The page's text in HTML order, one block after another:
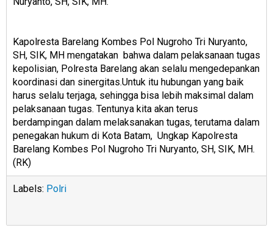
Kapolresta Barelang Kombes Pol Nugroho Tri Nuryanto,
SH, SIK, MH mengatakan bahwa dalam pelaksanaan tugas
kepolisian, Polresta Barelang akan selalu mengedepankan
koordinasi dan sinergitas.Untuk itu hubungan yang baik
harus selalu terjaga, sehingga bisa lebih maksimal dalam
pelaksanaan tugas. Tentunya kita akan terus
berdampingan dalam melaksanakan tugas, terutama dalam
penegakan hukum di Kota Batam, Ungkap Kapolresta
Barelang Kombes Pol Nugroho Tri Nuryanto, SH, SIK, MH.
(RK)
Labels: Polri